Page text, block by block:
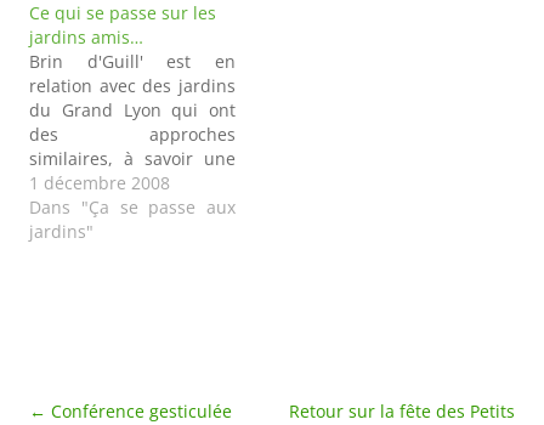
compostage chez vous !
Atelier gratuit mais
inscription obligatoire à
04.72.50.09.16 ou…
Ce qui se passe sur les
jardins amis…
Brin d'Guill' est en
relation avec des jardins
du Grand Lyon qui ont
des approches
similaires, à savoir une
pratique partagée du
jardinage respectueux
de l'environnement, géré
des rencontres végétales
1 décembre 2008
Dans "Ça se passe aux
jardins"
Navigation
← Conférence gesticulée
Retour sur la fête des Petits